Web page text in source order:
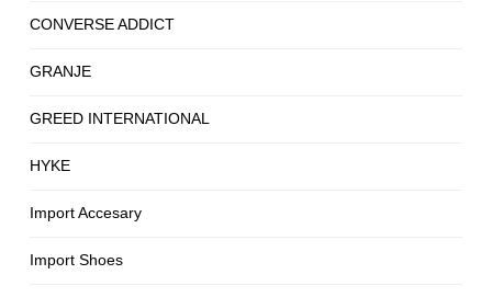
CONVERSE ADDICT
GRANJE
GREED INTERNATIONAL
HYKE
Import Accesary
Import Shoes